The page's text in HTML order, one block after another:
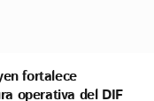
fortalece
operativa del DIF